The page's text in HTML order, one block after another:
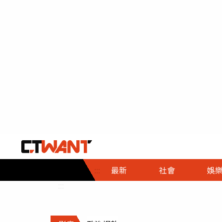
::: 最新 社會
社會首頁
時事
調查
娛樂
娛樂首頁
即時
財經首頁
熱線
政